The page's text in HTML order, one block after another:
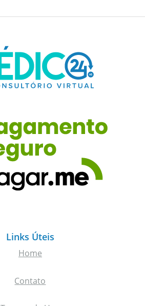
Links Úteis
Home
Contato